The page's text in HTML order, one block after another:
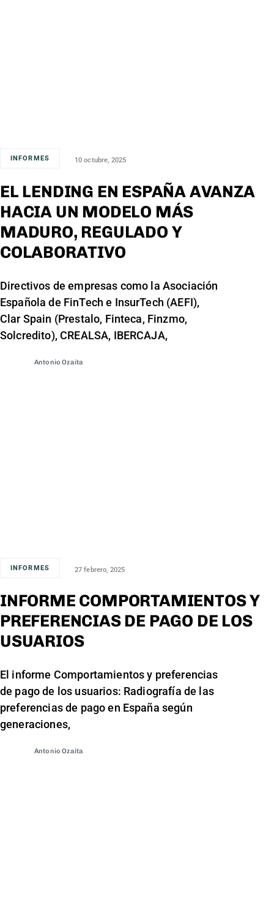
INFORMES 10 octubre, 2025
EL LENDING EN ESPAÑA AVANZA
HACIA UN MODELO MÁS
MADURO, REGULADO Y
COLABORATIVO
Directivos de empresas como la Asociación
Española de FinTech e InsurTech (AEFI),
Clar Spain (Prestalo, Finteca, Finzmo,
Solcredito), CREALSA, IBERCAJA,
Antonio Ozaita
INFORMES 27 febrero, 2025
INFORME COMPORTAMIENTOS Y
PREFERENCIAS DE PAGO DE LOS
USUARIOS
El informe Comportamientos y preferencias
de pago de los usuarios: Radiografía de las
preferencias de pago en España según
generaciones,
Antonio Ozaita